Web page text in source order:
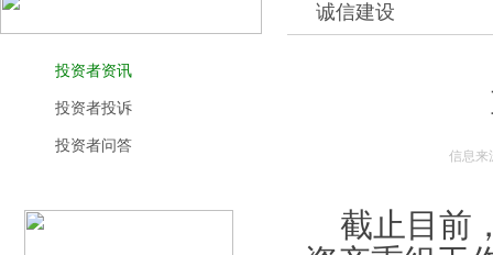
投资者资讯
投资者投诉
投资者问答
诚信建设
信息
截止目前